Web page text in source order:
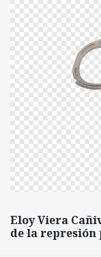
Eloy Viera
de la